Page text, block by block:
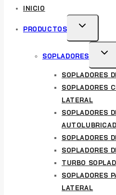
INICIO
PRODUCTOS
TOGGLE
CHILD
MENU
SOPLADORES
SOPLADORES
SOPLADORES
LATERAL
SOPLADORES
SOPLADORES
SOPLADORES
TURBO
SOPLADORES
LATERAL